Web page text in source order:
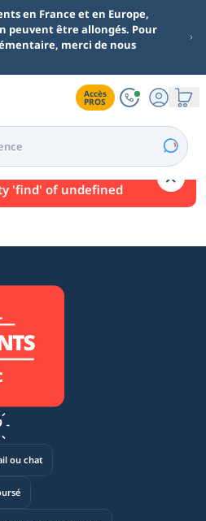
en France et en Europe,
peuvent être allongés. Pour
merci de nous
Accès
PROS
survenue.
'find' of undefined
ou chat